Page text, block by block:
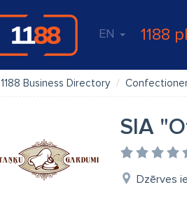
EN 1188
1188 Business Directory
SIA
Dzērves